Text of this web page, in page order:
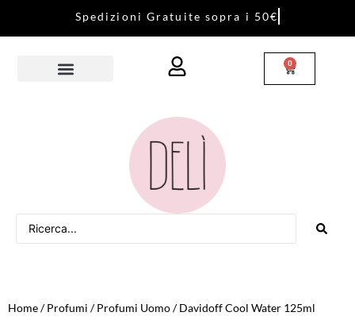
Sped izi on i Gratu ite sopra i 50€
0
Home/Profumi /Profumi Uomo/ Davidoff Cool Water 125ml